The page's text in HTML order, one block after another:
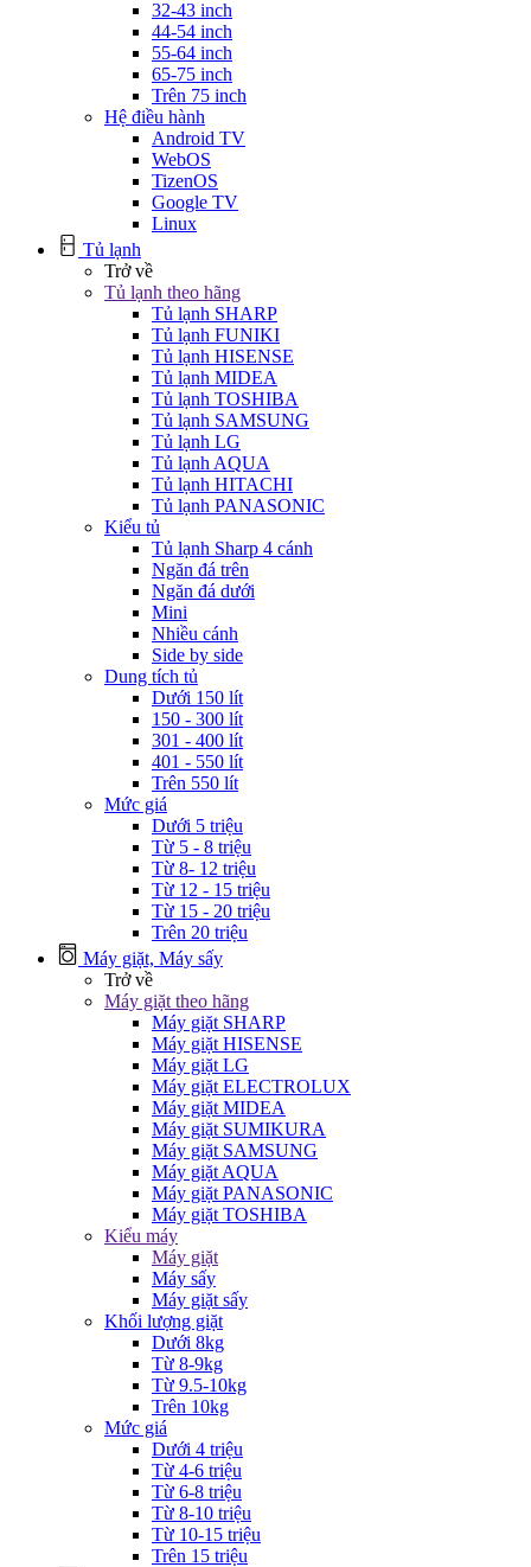
32-43 inch
44-54 inch
55-64 inch
65-75 inch
Trên 75 inch
Hệ điều hành
Android TV
WebOS
TizenOS
Google TV
Linux
Tủ lạnh
Trở về
Tủ lạnh theo hãng
Tủ lạnh SHARP
Tủ lạnh FUNIKI
Tủ lạnh HISENSE
Tủ lạnh MIDEA
Tủ lạnh TOSHIBA
Tủ lạnh SAMSUNG
Tủ lạnh LG
Tủ lạnh AQUA
Tủ lạnh HITACHI
Tủ lạnh PANASONIC
Kiểu tủ
Tủ lạnh Sharp 4 cánh
Ngăn đá trên
Ngăn đá dưới
Mini
Nhiều cánh
Side by side
Dung tích tủ
Dưới 150 lít
150 - 300 lít
301 - 400 lít
401 - 550 lít
Trên 550 lít
Mức giá
Dưới 5 triệu
Từ 5 - 8 triệu
Từ 8- 12 triệu
Từ 12 - 15 triệu
Từ 15 - 20 triệu
Trên 20 triệu
Máy giặt, Máy sấy
Trở về
Máy giặt theo hãng
Máy giặt SHARP
Máy giặt HISENSE
Máy giặt LG
Máy giặt ELECTROLUX
Máy giặt MIDEA
Máy giặt SUMIKURA
Máy giặt SAMSUNG
Máy giặt AQUA
Máy giặt PANASONIC
Máy giặt TOSHIBA
Kiểu máy
Máy giặt
Máy sấy
Máy giặt sấy
Khối lượng giặt
Dưới 8kg
Từ 8-9kg
Từ 9.5-10kg
Trên 10kg
Mức giá
Dưới 4 triệu
Từ 4-6 triệu
Từ 6-8 triệu
Từ 8-10 triệu
Từ 10-15 triệu
Trên 15 triệu